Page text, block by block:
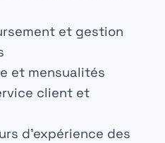
et gestion
et mensualités
client et
d’expérience des